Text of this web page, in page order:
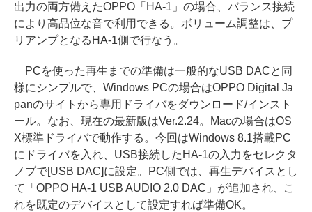
出力の両方備えたOPPO「HA-1」の場合、バランス接続
により高品位な音で利用できる。ボリューム調整は、プ
リアンプとなるHA-1側で行なう。
PCを使った再生までの準備は一般的なUSB DACと同
様にシンプルで、Windows PCの場合はOPPO Digital Ja
panのサイトから専用ドライバをダウンロード/インスト
ール。なお、現在の最新版はVer.2.24。Macの場合はOS
X標準ドライバで動作する。今回はWindows 8.1搭載PC
にドライバを入れ、USB接続したHA-1の入力をセレクタ
ノブで[USB DAC]に設定。PC側では、再生デバイスとし
て「OPPO HA-1 USB AUDIO 2.0 DAC」が追加され、こ
れを既定のデバイスとして設定すれば準備OK。